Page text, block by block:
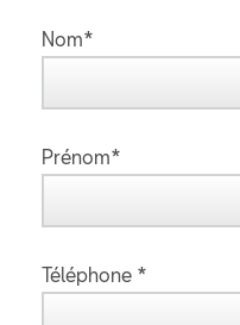
Nom*
Prénom*
Téléphone *